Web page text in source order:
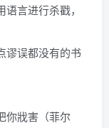
言进行杀戳，
谬误都没有的书
你戕害（菲尔